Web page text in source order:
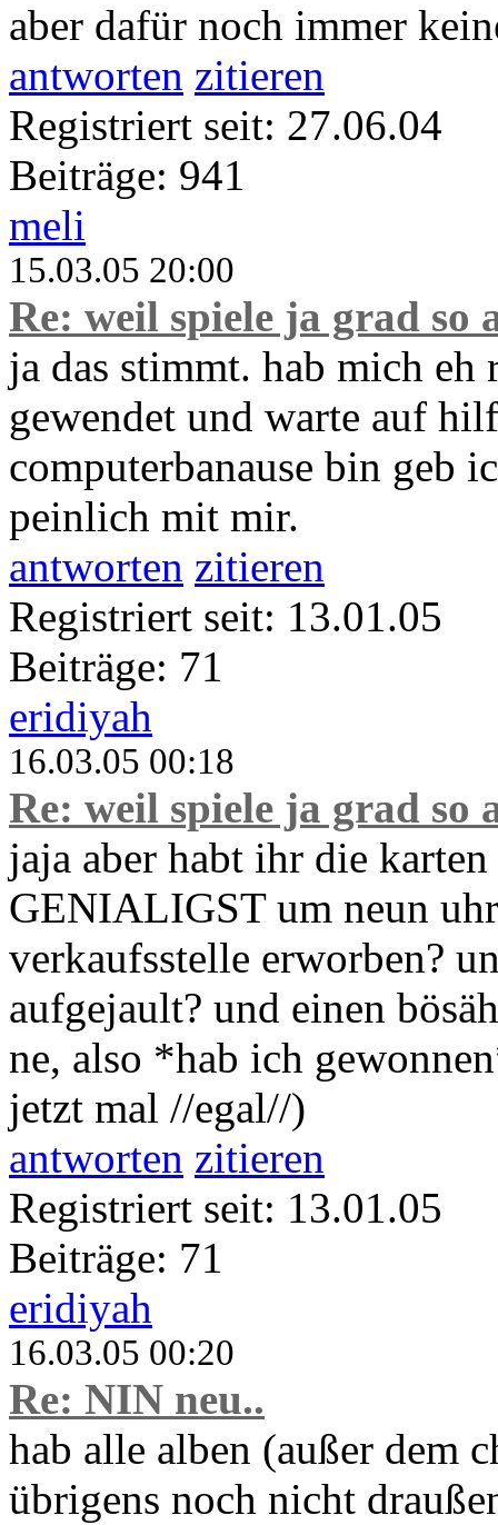
aber dafür noch immer
antworten zitieren
Registriert seit: 27.06.04
Beiträge: 941
meli
15.03.05 20:00
Re: weil spiele ja grad so
ja das stimmt. hab mich
gewendet und warte auf
computerbanause bin geb
peinlich mit mir.
antworten zitieren
Registriert seit: 13.01.05
Beiträge: 71
eridiyah
16.03.05 00:18
Re: weil spiele ja grad so
jaja aber habt ihr die
GENIALIGST um neun
verkaufsstelle erworben?
aufgejault? und einen
ne, also *hab ich
jetzt mal //egal//)
antworten zitieren
Registriert seit: 13.01.05
Beiträge: 71
eridiyah
16.03.05 00:20
Re: NIN neu..
hab alle alben (außer dem
übrigens noch nicht